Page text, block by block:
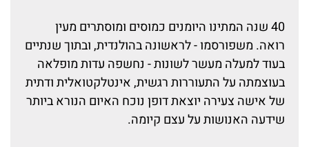
40 שנה המתינו היומנים כמוסים ומוסתרים מעין
רואה. משפורסמו - לראשונה בהולנדית, ובתוך שנתיים
בעוד למעלה מעשר לשונות - נחשפה עדות מופלאה
בעוצמתה על התעוררות רגשית, אינטלקטואלית ודתית
של אישה צעירה יוצאת דופן נוכח האיום הנורא ביותר
שידעה האנושות על עצם קיומה.